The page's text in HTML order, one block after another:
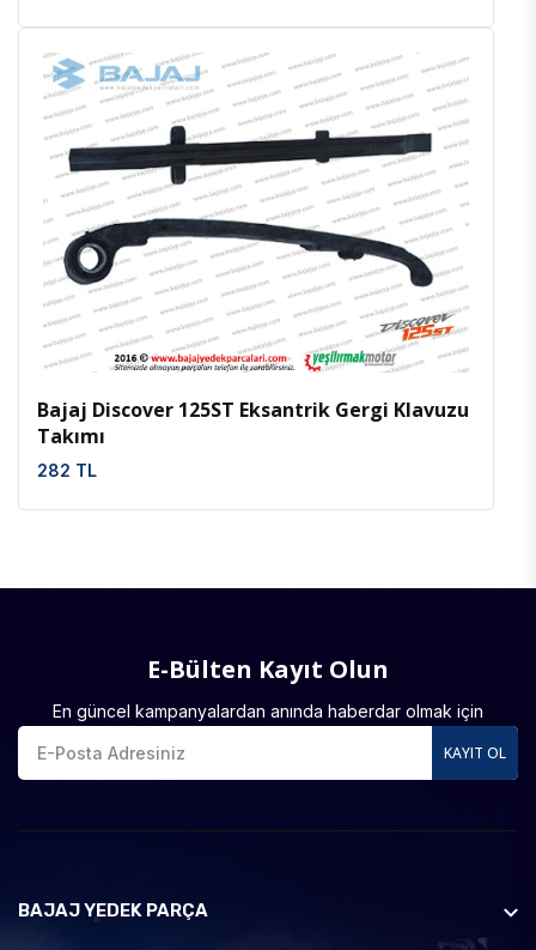
İncele Favoriler
Bajaj Discover 125ST Eksantrik Gergi Klavuzu
Takımı
282 TL
E-Bülten Kayıt Olun
En güncel kampanyalardan anında haberdar olmak için
KAYIT OL
BAJAJ YEDEK PARÇA